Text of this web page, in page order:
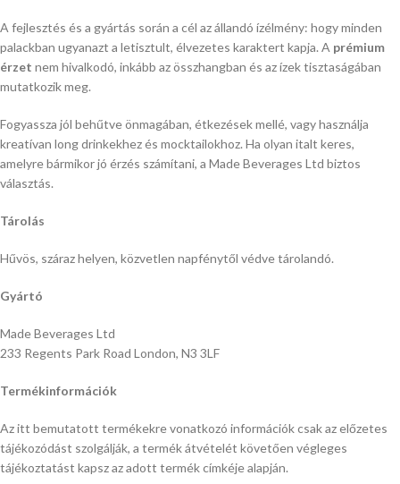
A fejlesztés és a gyártás során a cél az állandó ízélmény: hogy minden
palackban ugyanazt a letisztult, élvezetes karaktert kapja. A prémium
érzet nem hivalkodó, inkább az összhangban és az ízek tisztaságában
mutatkozik meg.
Fogyassza jól behűtve önmagában, étkezések mellé, vagy használja
kreatívan long drinkekhez és mocktailokhoz. Ha olyan italt keres,
amelyre bármikor jó érzés számítani, a Made Beverages Ltd biztos
választás.
Tárolás
Hűvös, száraz helyen, közvetlen napfénytől védve tárolandó.
Gyártó
Made Beverages Ltd
233 Regents Park Road London, N3 3LF
Termékinformációk
Az itt bemutatott termékekre vonatkozó információk csak az előzetes
tájékozódást szolgálják, a termék átvételét követően végleges
tájékoztatást kapsz az adott termék címkéje alapján.